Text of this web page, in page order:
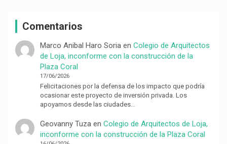
Comentarios
Marco Anibal Haro Soriaen Colegio de Arquitectos
de Loja, inconforme con la construcción de la
Plaza Coral
17/06/2026
Felicitaciones por la defensa de los impacto que podría
ocasionar este proyecto de inversión privada. Los
apoyamos desde las ciudades…
Geovanny Tuzaen Colegio de Arquitectos de Loja,
inconforme con la construcción de la Plaza Coral